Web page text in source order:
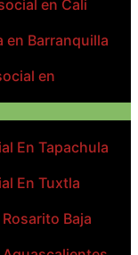
en Cali
en Barranquilla
en
En Tapachula
En Tuxtla
Baja